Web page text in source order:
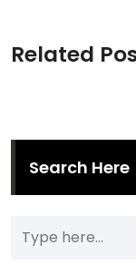
Related
Search Here